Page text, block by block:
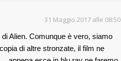
31 Maggio 2017 alle 08:50
Alien. Comunque è vero, siamo
di altre stronzate, il film ne